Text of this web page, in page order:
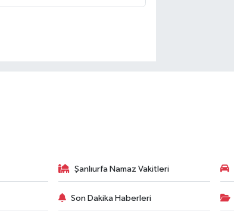
Şanlıurfa Namaz Vakitleri
Son Dakika Haberleri